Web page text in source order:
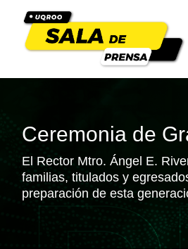
Ceremonia de
El Rector Mtro. Ángel E.
familias, titulados y
preparación de esta